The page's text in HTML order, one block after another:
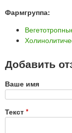
Фармгруппа:
Добавить
Ваше имя
Текст *